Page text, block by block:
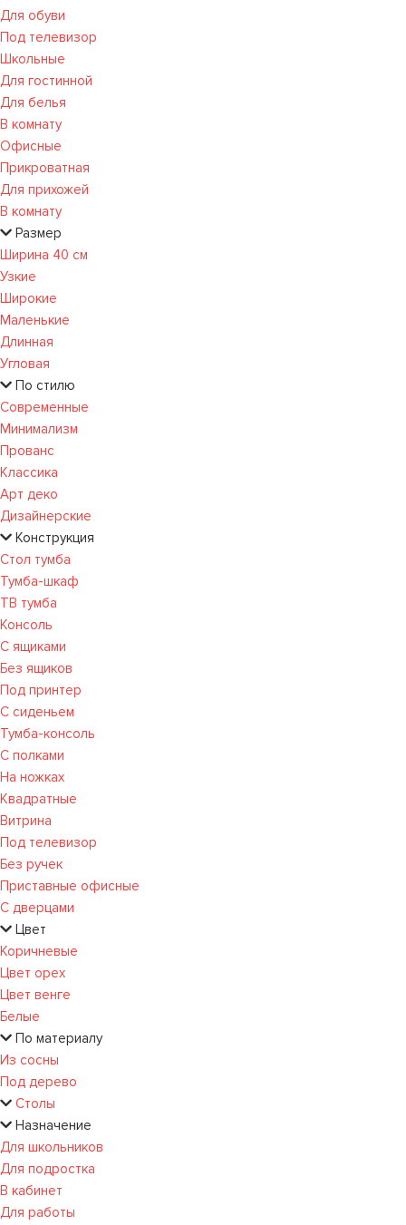
Для обуви
Под телевизор
Школьные
Для гостинной
Для белья
В комнату
Офисные
Прикроватная
Для прихожей
В комнату
Размер
Ширина 40 см
Узкие
Широкие
Маленькие
Длинная
Угловая
По стилю
Современные
Минимализм
Прованс
Классика
Арт деко
Дизайнерские
Конструкция
Стол тумба
Тумба-шкаф
ТВ тумба
Консоль
С ящиками
Без ящиков
Под принтер
С сиденьем
Тумба-консоль
С полками
На ножках
Квадратные
Витрина
Под телевизор
Без ручек
Приставные офисные
С дверцами
Цвет
Коричневые
Цвет орех
Цвет венге
Белые
По материалу
Из сосны
Под дерево
Столы
Назначение
Для школьников
Для подростка
В кабинет
Для работы